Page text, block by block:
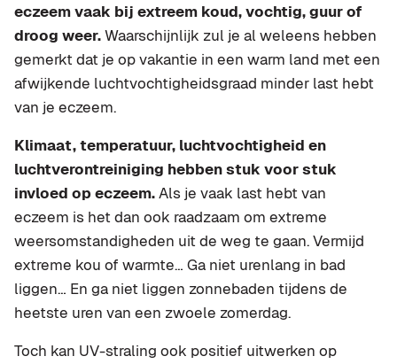
eczeem vaak bij extreem koud, vochtig, guur of
droog weer.Waarschijnlijk zul je al weleens hebben
gemerkt dat je op vakantie in een warm land met een
afwijkende luchtvochtigheidsgraad minder last hebt
van je eczeem.
Klimaat, temperatuur, luchtvochtigheid en
luchtverontreiniging hebben stuk voor stuk
invloed op eczeem.Als je vaak last hebt van
eczeem is het dan ook raadzaam om extreme
weersomstandigheden uit de weg te gaan. Vermijd
extreme kou of warmte… Ga niet urenlang in bad
liggen… En ga niet liggen zonnebaden tijdens de
heetste uren van een zwoele zomerdag.
Toch kan UV-straling ook positief uitwerken op